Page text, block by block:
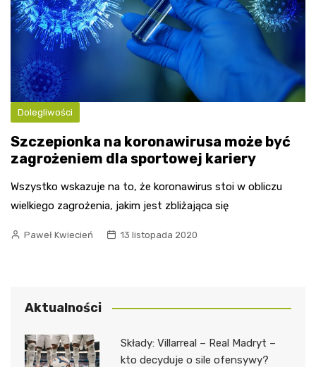
Dolegliwości
Szczepionka na koronawirusa może być
zagrożeniem dla sportowej kariery
Wszystko wskazuje na to, że koronawirus stoi w obliczu
wielkiego zagrożenia, jakim jest zbliżająca się
Paweł Kwiecień 13 listopada 2020
Aktualności
Składy: Villarreal – Real Madryt –
kto decyduje o sile ofensywy?